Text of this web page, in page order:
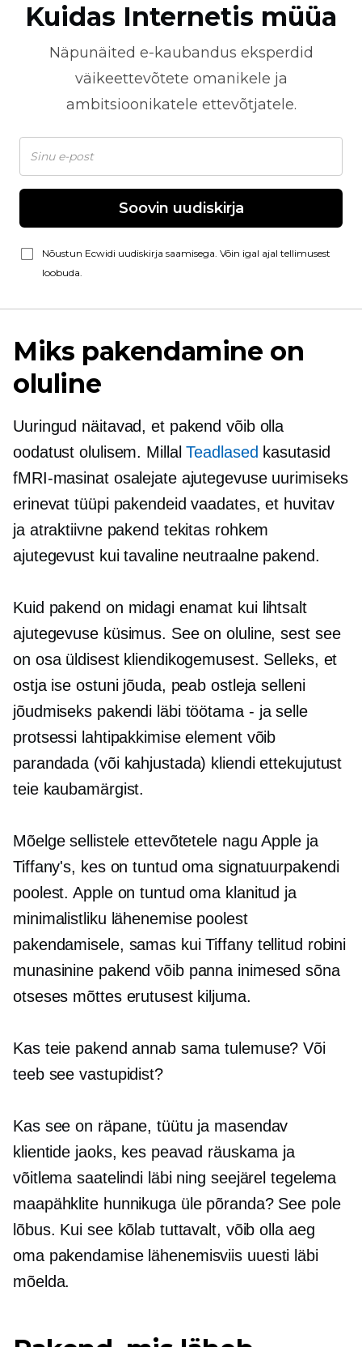
Kuidas Internetis müüa
Näpunäited e-kaubandus eksperdid
väikeettevõtete omanikele ja
ambitsioonikatele ettevõtjatele.
Soovin uudiskirja
Nõustun Ecwidi uudiskirja saamisega. Võin igal ajal tellimusest
loobuda.
Miks pakendamine on
oluline
Uuringud näitavad, et pakend võib olla
oodatust olulisem. MillalTeadlased kasutasid
fMRI-masinat osalejate ajutegevuse uurimiseks
erinevat tüüpi pakendeid vaadates, et huvitav
ja atraktiivne pakend tekitas rohkem
ajutegevust kui tavaline neutraalne pakend.
Kuid pakend on midagi enamat kui lihtsalt
ajutegevuse küsimus. See on oluline, sest see
on osa üldisest kliendikogemusest. Selleks, et
ostja ise ostuni jõuda, peab ostleja selleni
jõudmiseks pakendi läbi töötama - ja selle
protsessi lahtipakkimise element võib
parandada (või kahjustada) kliendi ettekujutust
teie kaubamärgist.
Mõelge sellistele ettevõtetele nagu Apple ja
Tiffany's, kes on tuntud oma signatuurpakendi
poolest. Apple on tuntud oma klanitud ja
minimalistliku lähenemise poolest
pakendamisele, samas kui Tiffany tellitud robini
munasinine pakend võib panna inimesed sõna
otseses mõttes erutusest kiljuma.
Kas teie pakend annab sama tulemuse? Või
teeb see vastupidist?
Kas see on räpane, tüütu ja masendav
klientide jaoks, kes peavad räuskama ja
võitlema saatelindi läbi ning seejärel tegelema
maapähklite hunnikuga üle põranda? See pole
lõbus. Kui see kõlab tuttavalt, võib olla aeg
oma pakendamise lähenemisviis uuesti läbi
mõelda.